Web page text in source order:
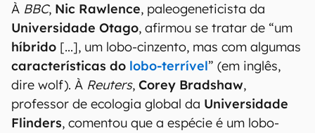
À BBC, Nic Rawlence, paleogeneticista da
Universidade Otago, afirmou se tratar de “um
híbrido [...], um lobo-cinzento, mas com algumas
características do lobo-terrível” (em inglês,
dire wolf). À Reuters, Corey Bradshaw,
professor de ecologia global da Universidade
Flinders, comentou que a espécie é um lobo-